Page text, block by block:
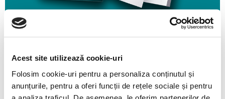
Acest site utilizează cookie-uri
Folosim cookie-uri pentru a personaliza conținutul și
anunțurile, pentru a oferi funcții de rețele sociale și pentru
AFLAȚI MAI MULTE
AFLAȚI MAI MULTE